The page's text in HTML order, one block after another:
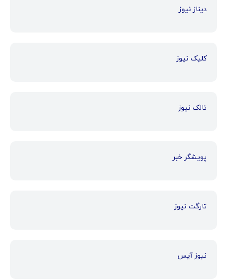
دیناز نیوز
کلیک نیوز
تالک نیوز
پویشگر خبر
تارگت نیوز
نیوز آیس